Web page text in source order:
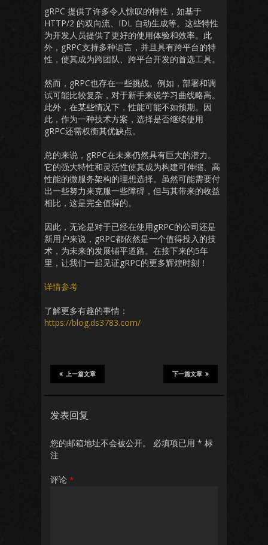
gRPC 提供了许多令人惊叹的特性，如基于
HTTP/2 的双向流、IDL 自动生成等。这些特性
为开发人员提供了更好的使用体验和效率。此
外，gRPC支持多种语言，并且具有跨平台的特
性，使其成为跨团队、跨平台开发的首选工具。
然而，gRPC也存在一些挑战。例如，部署和调
试可能比较复杂，对于新手来说学习曲线略高。
此外，在某些情况下，性能可能不如预期。因
此，作为一种技术方案，选择是否继续使用
gRPC还需权衡其优缺点。
总的来说，gRPC在未来仍然具有巨大的潜力。
它的强大特性和灵活性使其成为构建可伸缩、高
性能的微服务架构的理想选择。虽然可能需要付
出一些努力来克服一些障碍，但与其带来的收益
相比，这是完全值得的。
因此，无论是对于已经在使用gRPC的公司还是
新用户来说，gRPC都依然是一个值得投入的技
术，为未来的发展铺平道路。在接下来的5年
里，让我们一起见证gRPC的更多辉煌时刻！
详情参考
了解更多有趣的事情：
https://blog.ds3783.com/
下一篇文章
上一篇文章
发表回复
您的邮箱地址不会被公开。 必填项已用 * 标
注
评论 *